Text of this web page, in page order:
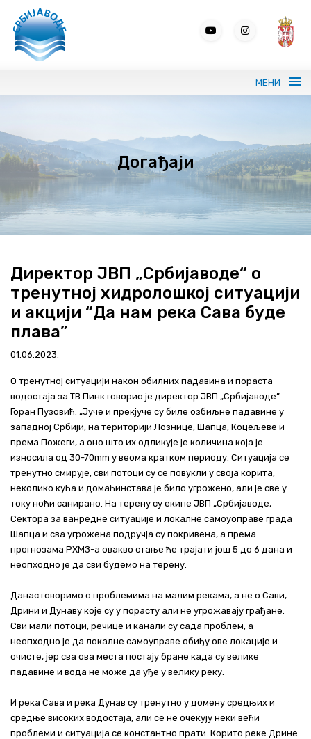
МЕНИ
Портрет ЈВП СРБИЈАВОДЕ
Вода без граница
ВИС
Програми и извештаји
Актуелно
Контакт
+381 11 311 94 00 office@srbijavode.rs
Догађаји
Директор ЈВП „Србијаводе“ о
тренутној хидролошкој ситуацији
и акцији “Да нам река Сава буде
плава”
01.06.2023.
О тренутној ситуацији након обилних падавина и пораста
водостаја за ТВ Пинк говорио је директор ЈВП „Србијаводе”
Горан Пузовић: „Јуче и прекјуче су биле озбиљне падавине у
западној Србији, на територији Лознице, Шапца, Коцељеве и
према Пожеги, а оно што их одликује је количина која је
износила од 30-70mm у веома кратком периоду. Ситуација се
тренутно смирује, сви потоци су се повукли у своја корита,
неколико кућа и домаћинстава је било угрожено, али је све у
току ноћи санирано. На терену су екипе ЈВП „Србијаводе,
Сектора за ванредне ситуације и локалне самоуоправе града
Шапца и сва угрожена подручја су покривена, а према
прогнозама РХМЗ-а овакво стање ће трајати још 5 до 6 дана и
неопходно је да сви будемо на терену.
Данас говоримо о проблемима на малим рекама, а не о Сави,
Дрини и Дунаву које су у порасту али не угрожавају грађане.
Сви мали потоци, речице и канали су сада проблем, а
неопходно је да локалне самоуправе обиђу ове локације и
очисте, јер сва ова места постају бране када су велике
падавине и вода не може да уђе у велику реку.
И река Сава и река Дунав су тренутно у домену средњих и
средње високих водостаја, али се не очекују неки већи
проблеми и ситуација се константно прати. Корито реке Дрине